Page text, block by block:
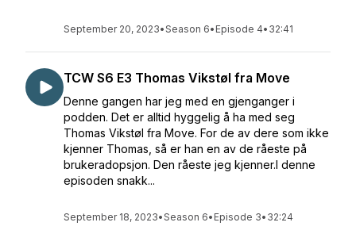
September 20, 2023•Season 6• Episode 4• 32:41
TCW S6 E3 Thomas Vikstøl fra Move
Denne gangen har jeg med en gjenganger i
podden. Det er alltid hyggelig å ha med seg
Thomas Vikstøl fra Move. For de av dere som ikke
kjenner Thomas, så er han en av de råeste på
brukeradopsjon. Den råeste jeg kjenner.I denne
episoden snakk...
September 18, 2023•Season 6• Episode 3• 32:24